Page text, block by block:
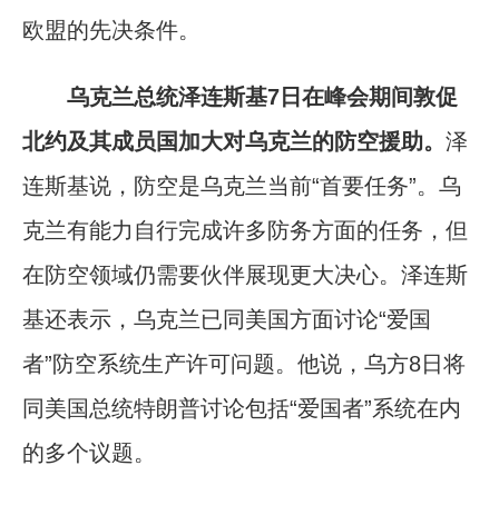
欧盟的先决条件。
乌克兰总统泽连斯基7日在峰会期间敦促
北约及其成员国加大对乌克兰的防空援助。 泽
连斯基说，防空是乌克兰当前“首要任务”。乌
克兰有能力自行完成许多防务方面的任务，但
在防空领域仍需要伙伴展现更大决心。泽连斯
基还表示，乌克兰已同美国方面讨论“爱国
者”防空系统生产许可问题。他说，乌方8日将
同美国总统特朗普讨论包括“爱国者”系统在内
的多个议题。